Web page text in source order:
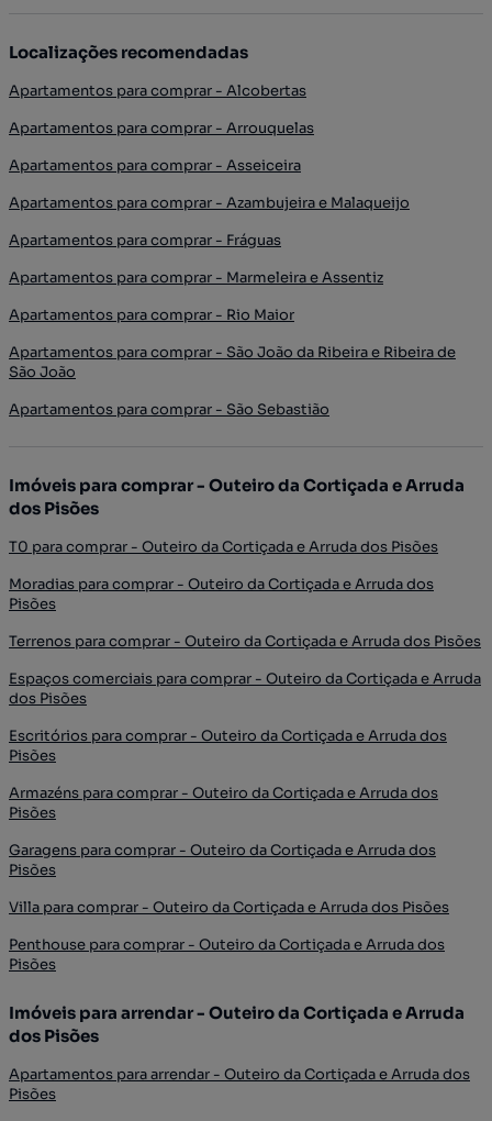
Localizações recomendadas
Apartamentos para comprar - Alcobertas
Apartamentos para comprar - Arrouquelas
Apartamentos para comprar - Asseiceira
Apartamentos para comprar - Azambujeira e Malaqueijo
Apartamentos para comprar - Fráguas
Apartamentos para comprar - Marmeleira e Assentiz
Apartamentos para comprar - Rio Maior
Apartamentos para comprar - São João da Ribeira e Ribeira de
São João
Apartamentos para comprar - São Sebastião
Imóveis para comprar - Outeiro da Cortiçada e Arruda
dos Pisões
T0 para comprar - Outeiro da Cortiçada e Arruda dos Pisões
Moradias para comprar - Outeiro da Cortiçada e Arruda dos
Pisões
Terrenos para comprar - Outeiro da Cortiçada e Arruda dos Pisões
Espaços comerciais para comprar - Outeiro da Cortiçada e Arruda
dos Pisões
Escritórios para comprar - Outeiro da Cortiçada e Arruda dos
Pisões
Armazéns para comprar - Outeiro da Cortiçada e Arruda dos
Pisões
Garagens para comprar - Outeiro da Cortiçada e Arruda dos
Pisões
Villa para comprar - Outeiro da Cortiçada e Arruda dos Pisões
Penthouse para comprar - Outeiro da Cortiçada e Arruda dos
Pisões
Imóveis para arrendar - Outeiro da Cortiçada e Arruda
dos Pisões
Apartamentos para arrendar - Outeiro da Cortiçada e Arruda dos
Pisões